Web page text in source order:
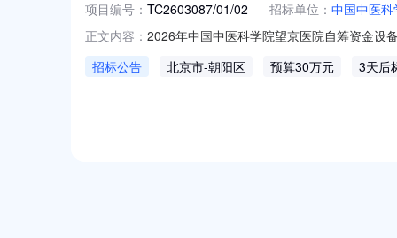
项目编号： TC2603087/01/02 招标单位： 中国中医
正文内容： 2026年中国中医科学院望京医院自筹资金
交响应文件。一、项目基本情况项目编号
招标公告 北京市-朝阳区 预算30万元 3天后